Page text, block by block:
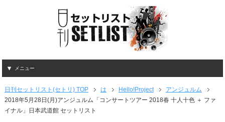
メニュー
日刊セットリスト(セトリ) TOP は Hello!Project
アンジュルム
2018年5月28日(月)アンジュルム「コンサートツアー 2018春 十人十色 ＋ ファ
イナル」日本武道館 セットリスト